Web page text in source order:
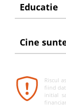
Educatie
Cine
Riscul
fiind
initial